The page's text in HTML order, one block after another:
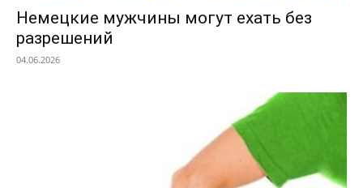
Немецкие мужчины могут ехать без
разрешений
04.06.2026